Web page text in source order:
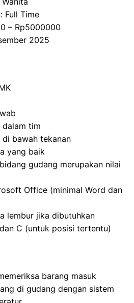
Full Time
– Rp5000000
2025
dalam tim
bawah tekanan
yang baik
gudang merupakan nilai
Office (minimal Word dan
lembur jika dibutuhkan
C (untuk posisi tertentu)
barang masuk
di gudang dengan sistem